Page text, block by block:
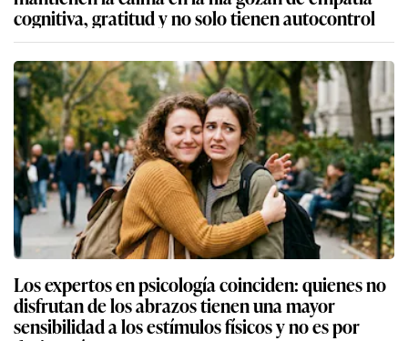
cognitiva, gratitud y no solo tienen autocontrol
Los expertos en psicología coinciden: quienes no
disfrutan de los abrazos tienen una mayor
sensibilidad a los estímulos físicos y no es por